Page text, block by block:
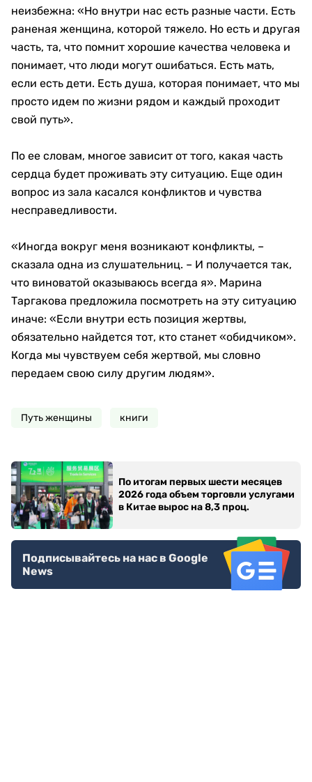
неизбежна: «Но внутри нас есть разные части. Есть
раненая женщина, которой тяжело. Но есть и другая
часть, та, что помнит хорошие качества человека и
понимает, что люди могут ошибаться. Есть мать,
если есть дети. Есть душа, которая понимает, что мы
просто идем по жизни рядом и каждый проходит
свой путь».
По ее словам, многое зависит от того, какая часть
сердца будет проживать эту ситуацию. Еще один
вопрос из зала касался конфликтов и чувства
несправедливости.
«Иногда вокруг меня возникают конфликты, –
сказала одна из слушательниц. – И получается так,
что виноватой оказываюсь всегда я». Марина
Таргакова предложила посмотреть на эту ситуацию
иначе: «Если внутри есть позиция жертвы,
обязательно найдется тот, кто станет «обидчиком».
Когда мы чувствуем себя жертвой, мы словно
передаем свою силу другим людям».
Путь женщины книги
По итогам первых шести месяцев
2026 года объем торговли услугами
в Китае вырос на 8,3 проц.
Подписывайтесь на нас в Google
News